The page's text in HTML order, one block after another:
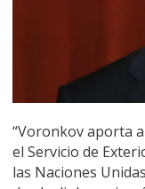
“Voronkov aporta
el Servicio de
las Naciones